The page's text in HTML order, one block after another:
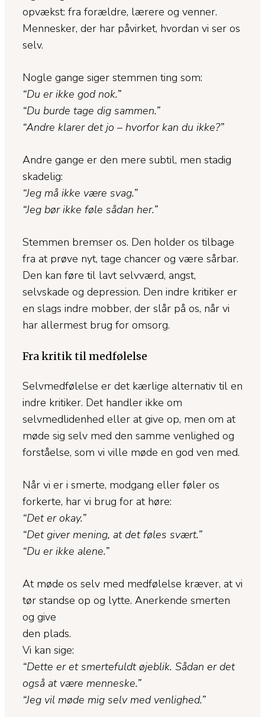
opvækst: fra forældre, lærere og venner.
Mennesker, der har påvirket, hvordan vi ser os
selv.
Nogle gange siger stemmen ting som:
“Du er ikke god nok.”
“Du burde tage dig sammen.”
“Andre klarer det jo – hvorfor kan du ikke?”
Andre gange er den mere subtil, men stadig
skadelig:
“Jeg må ikke være svag.”
“Jeg bør ikke føle sådan her.”
Stemmen bremser os. Den holder os tilbage
fra at prøve nyt, tage chancer og være sårbar.
Den kan føre til lavt selvværd, angst,
selvskade og depression. Den indre kritiker er
en slags indre mobber, der slår på os, når vi
har allermest brug for omsorg.
Fra kritik til medfølelse
Selvmedfølelse er det kærlige alternativ til en
indre kritiker. Det handler ikke om
selvmedlidenhed eller at give op, men om at
møde sig selv med den samme venlighed og
forståelse, som vi ville møde en god ven med.
Når vi er i smerte, modgang eller føler os
forkerte, har vi brug for at høre:
“Det er okay.”
“Det giver mening, at det føles svært.”
“Du er ikke alene.”
At møde os selv med medfølelse kræver, at vi
tør standse op og lytte. Anerkende smerten
og give
den plads.
Vi kan sige:
“Dette er et smertefuldt øjeblik. Sådan er det
også at være menneske.”
“Jeg vil møde mig selv med venlighed.”